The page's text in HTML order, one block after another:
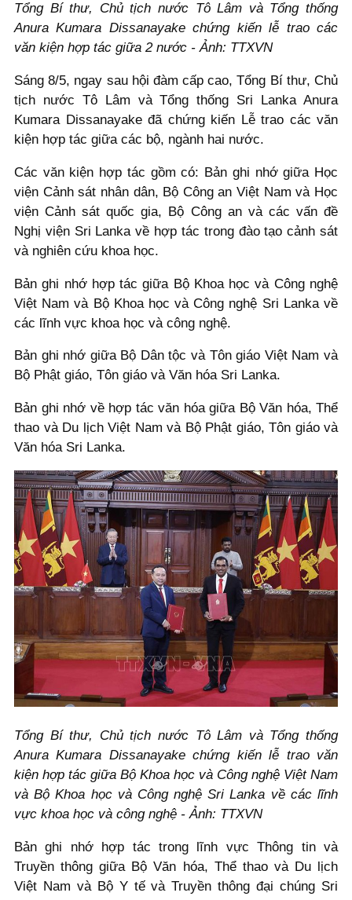
Tổng Bí thư, Chủ tịch nước Tô Lâm và Tổng thống
Anura Kumara Dissanayake chứng kiến lễ trao các
văn kiện hợp tác giữa 2 nước - Ảnh: TTXVN
Sáng 8/5, ngay sau hội đàm cấp cao, Tổng Bí thư, Chủ
tịch nước Tô Lâm và Tổng thống Sri Lanka Anura
Kumara Dissanayake đã chứng kiến Lễ trao các văn
kiện hợp tác giữa các bộ, ngành hai nước.
Các văn kiện hợp tác gồm có: Bản ghi nhớ giữa Học
viện Cảnh sát nhân dân, Bộ Công an Việt Nam và Học
viện Cảnh sát quốc gia, Bộ Công an và các vấn đề
Nghị viện Sri Lanka về hợp tác trong đào tạo cảnh sát
và nghiên cứu khoa học.
Bản ghi nhớ hợp tác giữa Bộ Khoa học và Công nghệ
Việt Nam và Bộ Khoa học và Công nghệ Sri Lanka về
các lĩnh vực khoa học và công nghệ.
Bản ghi nhớ giữa Bộ Dân tộc và Tôn giáo Việt Nam và
Bộ Phật giáo, Tôn giáo và Văn hóa Sri Lanka.
Bản ghi nhớ về hợp tác văn hóa giữa Bộ Văn hóa, Thể
thao và Du lịch Việt Nam và Bộ Phật giáo, Tôn giáo và
Văn hóa Sri Lanka.
Tổng Bí thư, Chủ tịch nước Tô Lâm và Tổng thống
Anura Kumara Dissanayake chứng kiến lễ trao văn
kiện hợp tác giữa Bộ Khoa học và Công nghệ Việt Nam
và Bộ Khoa học và Công nghệ Sri Lanka về các lĩnh
vực khoa học và công nghệ - Ảnh: TTXVN
Bản ghi nhớ hợp tác trong lĩnh vực Thông tin và
Truyền thông giữa Bộ Văn hóa, Thể thao và Du lịch
Việt Nam và Bộ Y tế và Truyền thông đại chúng Sri